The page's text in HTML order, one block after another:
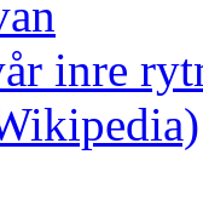
inre